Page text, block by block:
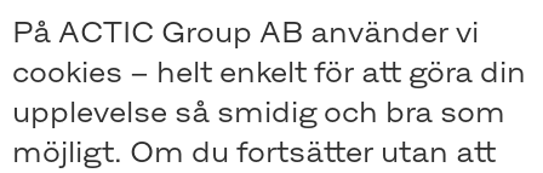
Skip
to
main
content
Skip
to
main
content
På ACTIC Group AB använder vi
cookies – helt enkelt för att göra din
upplevelse så smidig och bra som
möjligt. Om du fortsätter utan att